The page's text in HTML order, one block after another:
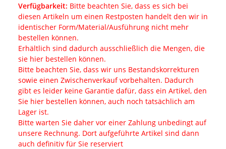
Verfügbarkeit: Bitte beachten Sie, dass es sich bei
diesen Artikeln um einen Restposten handelt den wir in
identischer Form/Material/Ausführung nicht mehr
bestellen können.
Erhältlich sind dadurch ausschließlich die Mengen, die
sie hier bestellen können.
Bitte beachten Sie, dass wir uns Bestandskorrekturen
sowie einen Zwischenverkauf vorbehalten. Dadurch
gibt es leider keine Garantie dafür, dass ein Artikel, den
Sie hier bestellen können, auch noch tatsächlich am
Lager ist.
Bitte warten Sie daher vor einer Zahlung unbedingt auf
unsere Rechnung. Dort aufgeführte Artikel sind dann
auch definitiv für Sie reserviert